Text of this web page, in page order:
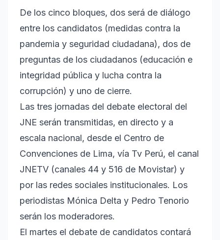
De los cinco bloques, dos será de diálogo
entre los candidatos (medidas contra la
pandemia y seguridad ciudadana), dos de
preguntas de los ciudadanos (educación e
integridad pública y lucha contra la
corrupción) y uno de cierre.
Las tres jornadas del debate electoral del
JNE serán transmitidas, en directo y a
escala nacional, desde el Centro de
Convenciones de Lima, vía Tv Perú, el canal
JNETV (canales 44 y 516 de Movistar) y
por las redes sociales institucionales. Los
periodistas Mónica Delta y Pedro Tenorio
serán los moderadores.
El martes el debate de candidatos contará